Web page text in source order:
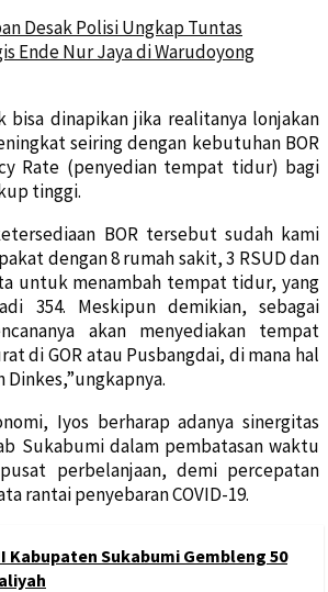
Desak Polisi Ungkap Tuntas
Ende Nur Jaya di Warudoyong
bisa dinapikan jika realitanya lonjakan
seiring dengan kebutuhan BOR
Rate (penyedian tempat tidur) bagi
tinggi.
BOR tersebut sudah kami
dengan 8 rumah sakit, 3 RSUD dan
untuk menambah tempat tidur, yang
354. Meskipun demikian, sebagai
akan menyediakan tempat
di GOR atau Pusbangdai, di mana hal
Iyos berharap adanya sinergitas
Sukabumi dalam pembatasan waktu
perbelanjaan, demi percepatan
rantai penyebaran COVID-19.
Kabupaten Sukabumi Gembleng 50